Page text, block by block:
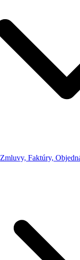
Zmluvy, Faktúry,